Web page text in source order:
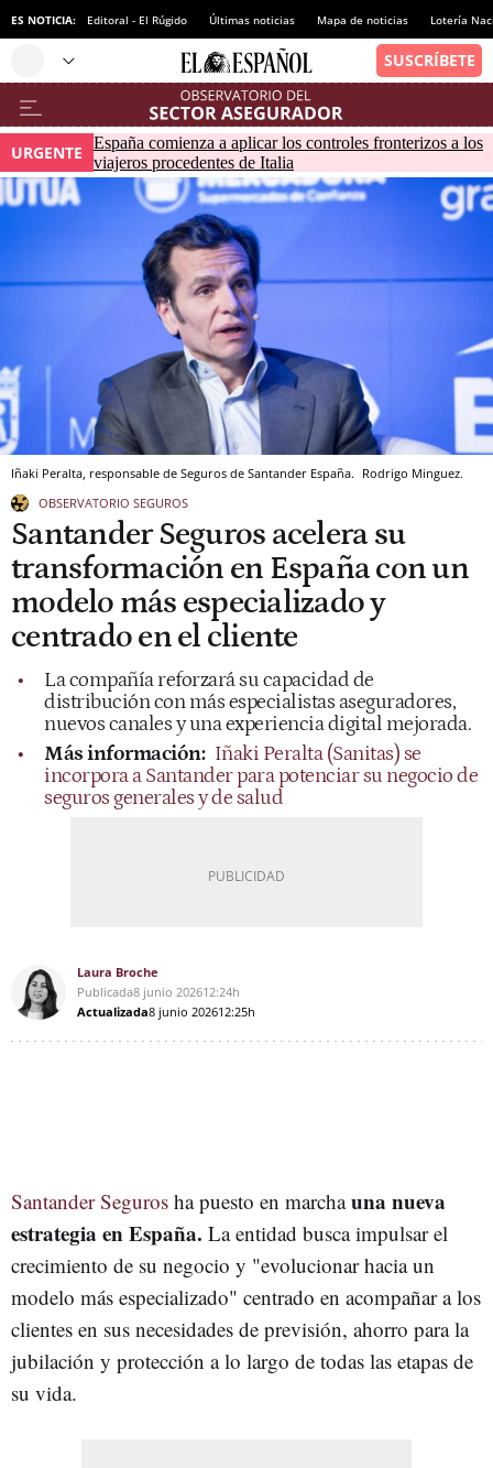
ES NOTICIA: Editoral - El Rúgido Últimas noticias Mapa de noticias Lotería
URGENTE
España comienza a aplicar los controles fronterizos a los
viajeros procedentes de Italia
Iñaki Peralta, responsable de Seguros de Santander España. Rodrigo Minguez.
OBSERVATORIO SEGUROS
Santander Seguros acelera su
transformación en España con un
modelo más especializado y
centrado en el cliente
La compañía reforzará su capacidad de
distribución con más especialistas aseguradores,
nuevos canales y una experiencia digital mejorada.
Más información: Iñaki Peralta (Sanitas) se
incorpora a Santander para potenciar su negocio de
seguros generales y de salud
Laura Broche
Publicada8 junio 202612:24h
Actualizada8 junio 202612:25h
Santander Seguros ha puesto en marchauna nueva
estrategia en España. La entidad busca impulsar el
crecimiento de su negocio y "evolucionar hacia un
modelo más especializado" centrado en acompañar a los
clientes en sus necesidades de previsión, ahorro para la
jubilación y protección a lo largo de todas las etapas de
su vida.